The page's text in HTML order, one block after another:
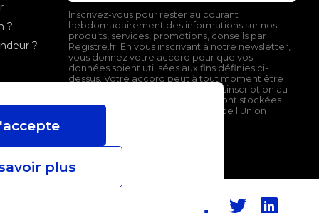
?
?
Inscrivez-vous pour rester au courant
hebdomadairement des informations sur nos
produits, services, promotions, conseils par
Registre.fr. En vous inscrivant à notre newsletter,
vous donnez votre accord pour que vos
données soient utilisées aux fins définies ci-
dessus. Votre accord peut à tout moment être
retiré en cliquant sur le lien de désinscription au
bas de nos emails. Ces données sont stockées
sur un serveur localisé en dehors de l'Union
plus
FacebookTwitter